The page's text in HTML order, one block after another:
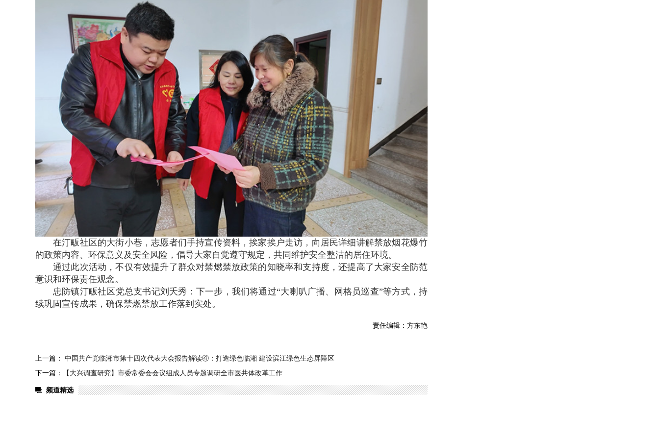
在汀畈社区的大街小巷，志愿者们手持宣传资料，挨家挨户走访，向居民详细讲解禁放烟花爆竹
的政策内容、环保意义及安全风险，倡导大家自觉遵守规定，共同维护安全整洁的居住环境。
通过此次活动，不仅有效提升了群众对禁燃禁放政策的知晓率和支持度，还提高了大家安全防范
意识和环保责任观念。
忠防镇汀畈社区党总支书记刘夭秀：下一步，我们将通过“大喇叭广播、网格员巡查”等方式，持
续巩固宣传成果，确保禁燃禁放工作落到实处。
责任编辑：方东艳
上一篇： 中国共产党临湘市第十四次代表大会报告解读④：打造绿色临湘 建设滨江绿色生态屏障区
下一篇：
【大兴调查研究】市委常委会会议组成人员专题调研全市医共体改革工作
频道精选